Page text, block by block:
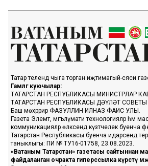
Татар телендә чыга торган иҗтимагый-сәяси
Гамәлгә куючылар:
ТАТАРСТАН РЕСПУБЛИКАСЫ МИНИСТРЛАР
ТАТАРСТАН РЕСПУБЛИКАСЫ ДӘҮЛӘТ СОВЕТЫ
Баш мөхәррир ФАЗУЛЛИН ИЛНАЗ ФАИС УЛЫ.
Газета Элемтә, мәгълүмати технологияләр һәм
коммуникацияләр өлкәсендә күзәтчелек буенча
Татарстан Республикасы буенча идарәсендә
таныклыгы: ПИ № ТУ16-01758, 23.08.2023.
«Ватаным Татарстан» газетасы сайтыннан
файдаланган очракта гиперссылка күрсәтү